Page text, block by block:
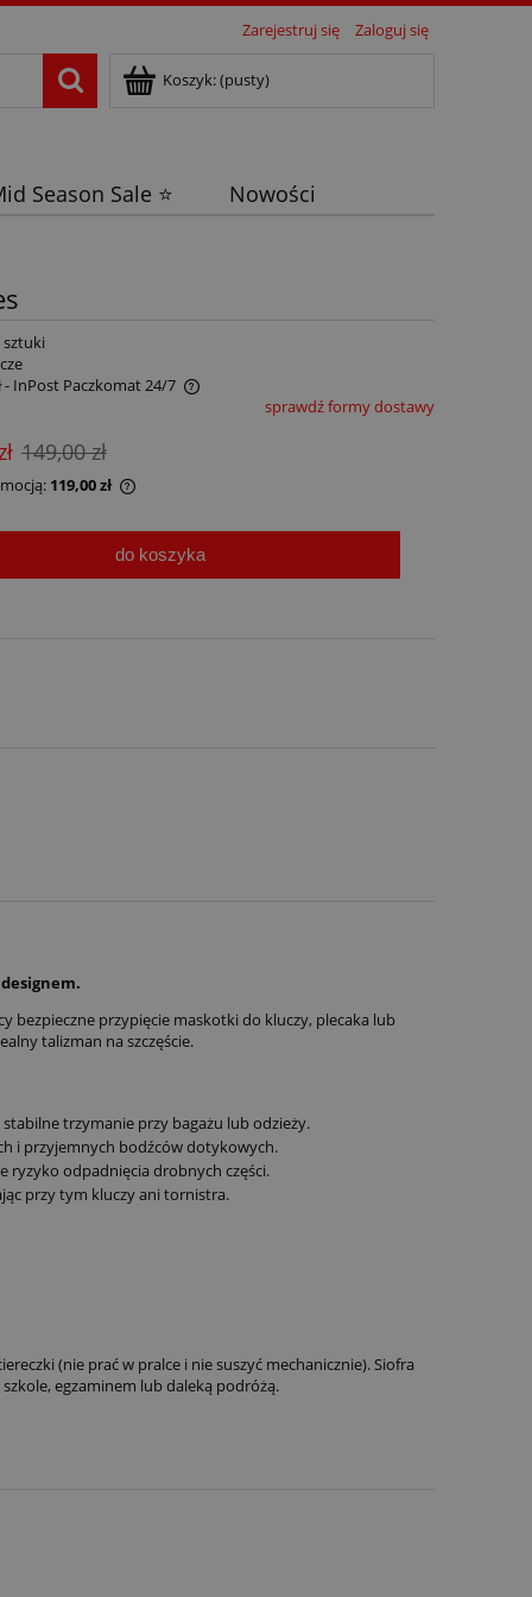
Zarejestruj się Zaloguj się
Koszyk:(pusty)
Season Sale ⭐ Nowości
sztuki
- InPost Paczkomat 24/7
sprawdź formy dostawy
149,00 zł
119,00 zł
do koszyka
bezpieczne przypięcie maskotki do kluczy, plecaka lub
talizman na szczęście.
trzymanie przy bagażu lub odzieży.
i przyjemnych bodźców dotykowych.
ryzyko odpadnięcia drobnych części.
przy tym kluczy ani tornistra.
(nie prać w pralce i nie suszyć mechanicznie). Siofra
egzaminem lub daleką podróżą.